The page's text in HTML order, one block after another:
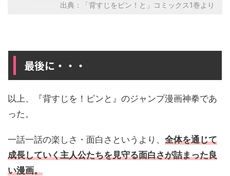
出典：「背すじをピン！と」コミックス1巻より
最後に・・・
以上、『背すじを！ピンと』のジャンプ漫画神拳であ
った。
一話一話の楽しさ・面白さというより、 全体を通じて
成長していく主人公たちを見守る面白さが詰まった良
い漫画。